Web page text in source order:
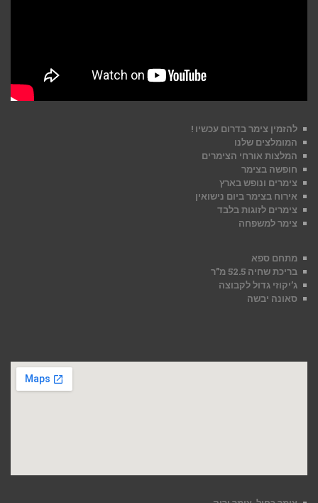
להזמין צימר בדרום עכשיו !
המומלצים שלנו
המלצות אורחי הצימרים
חופשה בצימר
צימרים ונופש בארץ
אירוח בצימר ביום נישואין
צימרים לזוגות בלבד
צימר למשפחה
מתחם ספא
בריכת שחיה 52.5 מ”ר
ג’יקוזי גדול לקבוצה
סאונה יבשה